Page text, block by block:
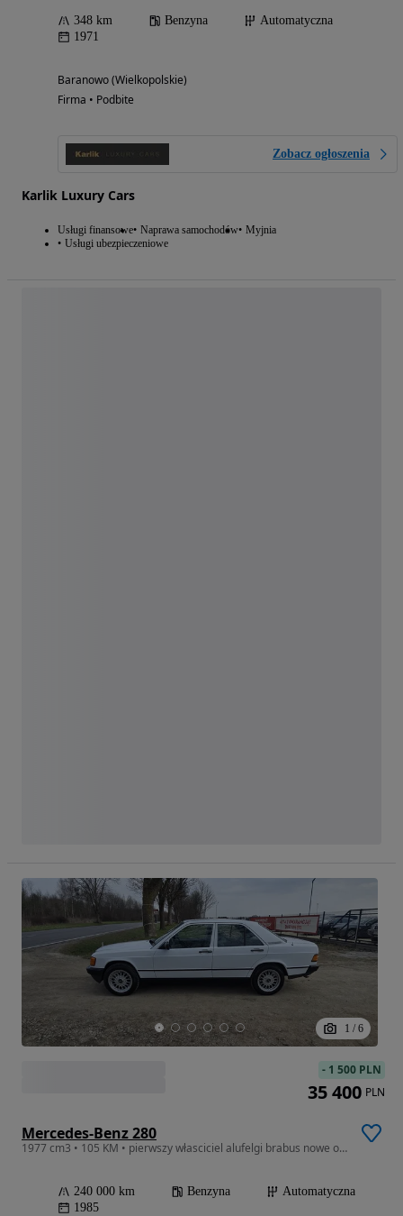
348 km Benzyna
Automatyczna
1971
Baranowo (Wielkopolskie)
Firma • Podbite
Zobacz ogłoszenia
Karlik Luxury Cars
Usługi finansowe Naprawa samochodów Myjnia
Usługi ubezpieczeniowe
1 / 6
Mercedes-Benz 280
1977 cm3 • 105 KM • pierwszy własciciel alufelgi brabus nowe opony!!
240 000 km Benzyna
Automatyczna
1985
- 1 500 PLN
35 400 PLN